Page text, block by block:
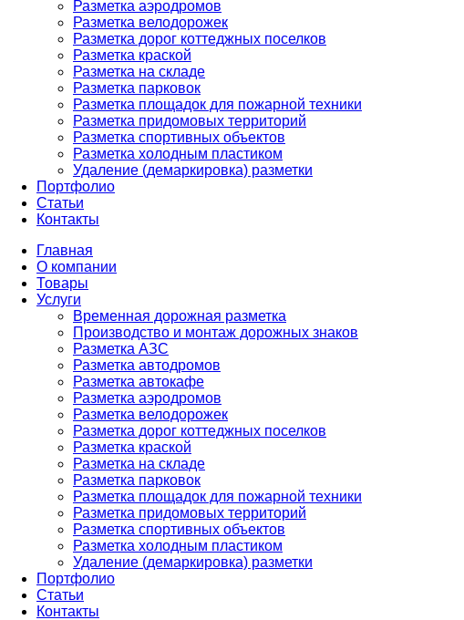
Разметка аэродромов
Разметка велодорожек
Разметка дорог коттеджных поселков
Разметка краской
Разметка на складе
Разметка парковок
Разметка площадок для пожарной техники
Разметка придомовых территорий
Разметка спортивных объектов
Разметка холодным пластиком
Удаление (демаркировка) разметки
Портфолио
Статьи
Контакты
Главная
О компании
Товары
Услуги
Временная дорожная разметка
Производство и монтаж дорожных знаков
Разметка АЗС
Разметка автодромов
Разметка автокафе
Разметка аэродромов
Разметка велодорожек
Разметка дорог коттеджных поселков
Разметка краской
Разметка на складе
Разметка парковок
Разметка площадок для пожарной техники
Разметка придомовых территорий
Разметка спортивных объектов
Разметка холодным пластиком
Удаление (демаркировка) разметки
Портфолио
Статьи
Контакты